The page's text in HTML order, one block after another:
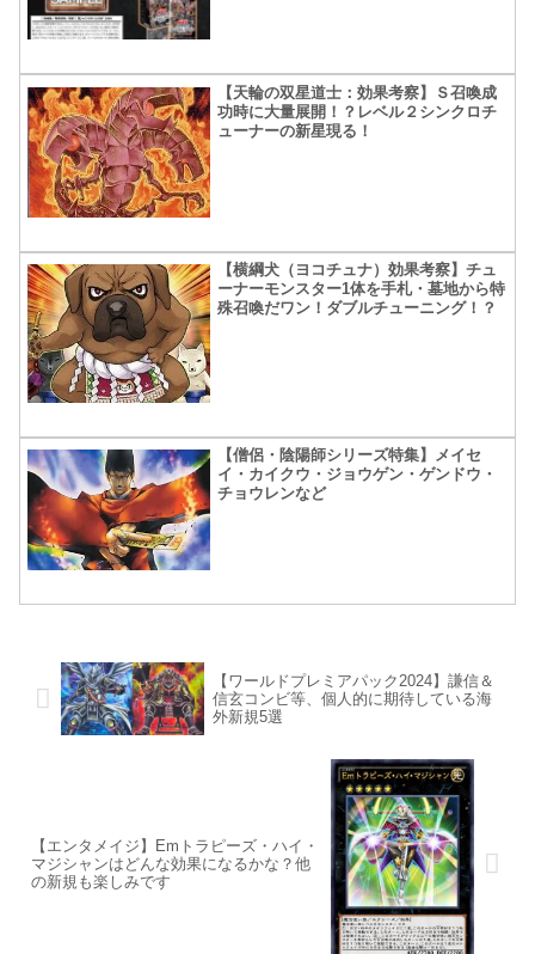
【天輪の双星道士：効果考察】Ｓ召喚成
功時に大量展開！？レベル２シンクロチ
ューナーの新星現る！
【横綱犬（ヨコチュナ）効果考察】チュ
ーナーモンスター1体を手札・墓地から特
殊召喚だワン！ダブルチューニング！？
【僧侶・陰陽師シリーズ特集】メイセ
イ・カイクウ・ジョウゲン・ゲンドウ・
チョウレンなど
【ワールドプレミアパック2024】謙信＆
信玄コンビ等、個人的に期待している海
外新規5選
【エンタメイジ】Emトラピーズ・ハイ・
マジシャンはどんな効果になるかな？他
の新規も楽しみです